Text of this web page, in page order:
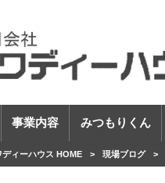
事業内容 みつもりくん
ディーハウス HOME > 現場ブログ >